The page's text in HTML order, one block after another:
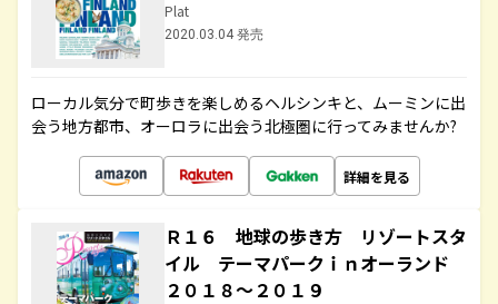
Plat
2020.03.04 発売
ローカル気分で町歩きを楽しめるヘルシンキと、ムーミンに出
会う地方都市、オーロラに出会う北極圏に行ってみませんか?
詳細を見る
Ｒ１６ 地球の歩き方 リゾートスタ
イル テーマパークｉｎオーランド
２０１８～２０１９